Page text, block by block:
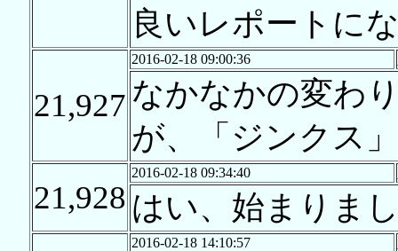
良いレポートに
21,927
2016-02-18 09:00:36
なかなかの変わ
が、「ジンクス
21,928
2016-02-18 09:34:40
はい、始まりま
2016-02-18 14:10:57